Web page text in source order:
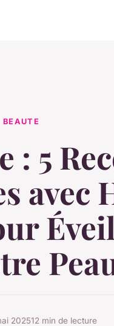
BEAUTE
: 5
avec
202512 min de lecture